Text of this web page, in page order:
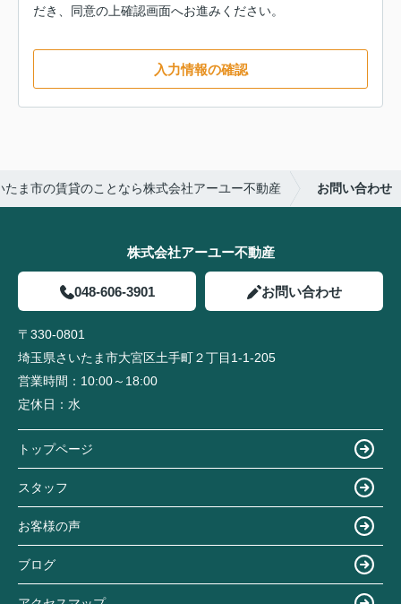
だき、同意の上確認画面へお進みください。
入力情報の確認
たま市の賃貸のことなら株式会社アーユー不動産 お問い合わせ
株式会社アーユー不動産
048-606-3901 お問い合わせ
〒330-0801
埼玉県さいたま市大宮区土手町２丁目1-1-205
営業時間： 10:00～18:00
定休日： 水
トップページ
スタッフ
お客様の声
ブログ